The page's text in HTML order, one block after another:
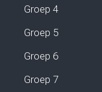
Groep 4
Groep 5
Groep 6
Groep 7